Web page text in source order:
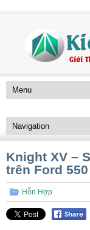
Knight XV –
trên Ford
Hỗn Hợp